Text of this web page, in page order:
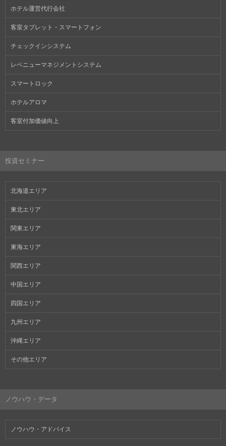
ホテル運営代行会社
客室タブレット・スマートフォン
チェックインシステム
レベニューマネジメントシステム
スマートロック
ホテルアロマ
客室付加価値向上
投資セミナー
北海道エリア
東北エリア
関東エリア
東海エリア
関西エリア
中国エリア
四国エリア
九州エリア
沖縄エリア
その他エリア
ノウハウ・データ
ノウハウ・アドバイス